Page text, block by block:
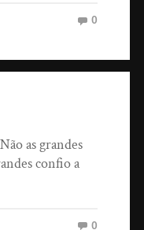
0
as grandes
confio a
0